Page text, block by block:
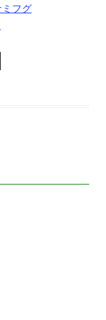
ミフグ